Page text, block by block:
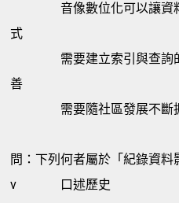
音像數位化可以讓資
式
需要建立索引與查詢
善
需要隨社區發展不斷
問：下列何者屬於「紀錄資料
v
口述歷史